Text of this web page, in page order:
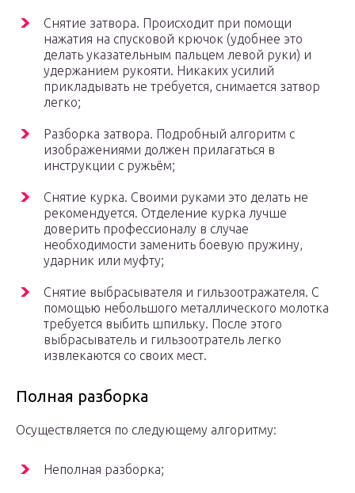
Снятие затвора. Происходит при помощи
нажатия на спусковой крючок (удобнее это
делать указательным пальцем левой руки) и
удержанием рукояти. Никаких усилий
прикладывать не требуется, снимается затвор
легко;
Разборка затвора. Подробный алгоритм с
изображениями должен прилагаться в
инструкции с ружьём;
Снятие курка. Своими руками это делать не
рекомендуется. Отделение курка лучше
доверить профессионалу в случае
необходимости заменить боевую пружину,
ударник или муфту;
Снятие выбрасывателя и гильзоотражателя. С
помощью небольшого металлического молотка
требуется выбить шпильку. После этого
выбрасыватель и гильзоотратель легко
извлекаются со своих мест.
Полная разборка
Осуществляется по следующему алгоритму:
Неполная разборка;